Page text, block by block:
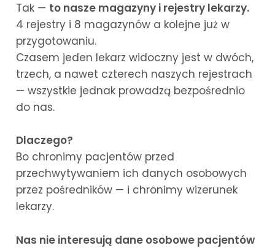
Tak — to nasze magazyny i rejestry lekarzy.
4 rejestry i 8 magazynów a kolejne już w
przygotowaniu.
Czasem jeden lekarz widoczny jest w dwóch,
trzech, a nawet czterech naszych rejestrach
— wszystkie jednak prowadzą bezpośrednio
do nas.
Dlaczego?
Bo chronimy pacjentów przed
przechwytywaniem ich danych osobowych
przez pośredników — i chronimy wizerunek
lekarzy.
Nas nie interesują dane osobowe pacjentów